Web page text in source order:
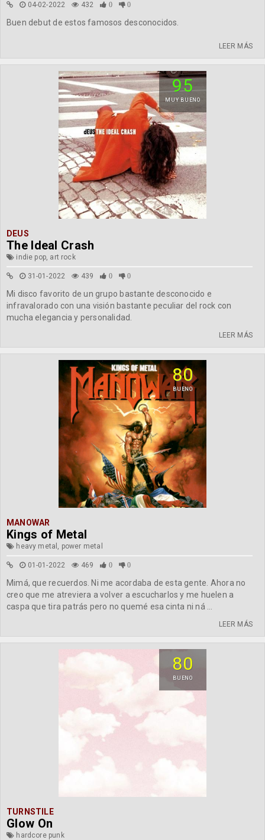
04-02-2022 432 0 0
Buen debut de estos famosos desconocidos.
LEER MÁS
95
MUY BUENO
DEUS
The Ideal Crash
indie pop, art rock
31-01-2022 439 0 0
Mi disco favorito de un grupo bastante desconocido e
infravalorado con una visión bastante peculiar del rock con
mucha elegancia y personalidad.
LEER MÁS
80
BUENO
MANOWAR
Kings of Metal
heavy metal, power metal
01-01-2022 469 0 0
Mimá, que recuerdos. Ni me acordaba de esta gente. Ahora no
creo que me atreviera a volver a escucharlos y me huelen a
caspa que tira patrás pero no quemé esa cinta ni ná ...
LEER MÁS
80
BUENO
TURNSTILE
Glow On
hardcore punk